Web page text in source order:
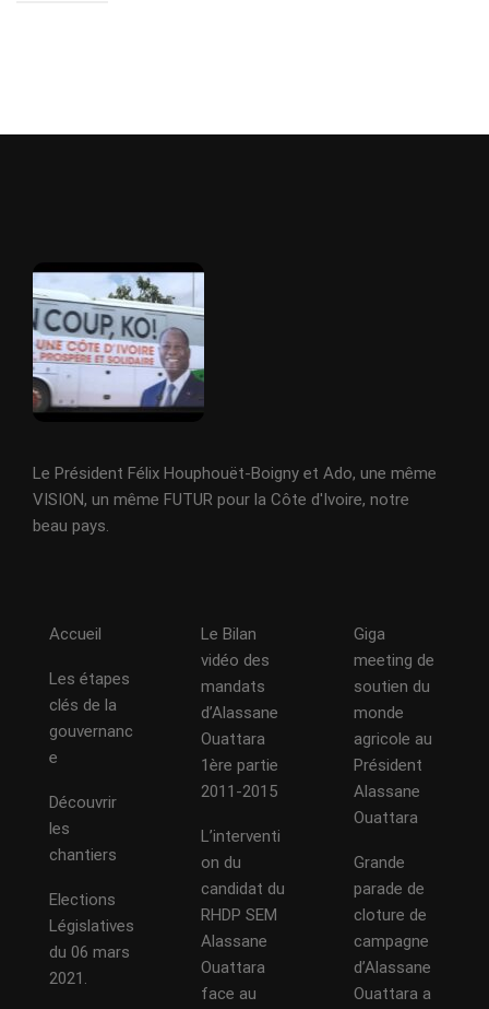
Le Président Félix Houphouët-Boigny et Ado, une même
VISION, un même FUTUR pour la Côte d'Ivoire, notre
beau pays.
Accueil
Les étapes
clés de la
gouvernanc
e
Découvrir
les
chantiers
Elections
Législatives
du 06 mars
2021.
Le Bilan
vidéo des
mandats
d’Alassane
Ouattara
1ère partie
2011-2015
L’interventi
on du
candidat du
RHDP SEM
Alassane
Ouattara
face au
Giga
meeting de
soutien du
monde
agricole au
Président
Alassane
Ouattara
Grande
parade de
cloture de
campagne
d’Alassane
Ouattara a